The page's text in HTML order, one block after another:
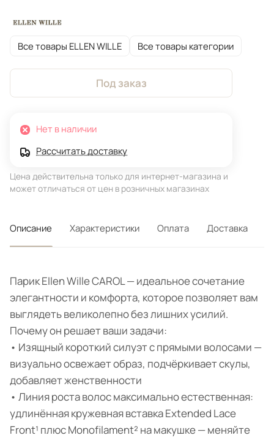
Все товары ELLEN WILLE Все товары категории
Под заказ
Нет в наличии
Рассчитать доставку
Цена действительна только для интернет-магазина и
может отличаться от цен в розничных магазинах
Описание Характеристики Оплата Доставка
Парик Ellen Wille CAROL — идеальное сочетание
элегантности и комфорта, которое позволяет вам
выглядеть великолепно без лишних усилий.
Почему он решает ваши задачи:
• Изящный короткий силуэт с прямыми волосами —
визуально освежает образ, подчёркивает скулы,
добавляет женственности
• Линия роста волос максимально естественная:
удлинённая кружевная вставка Extended Lace
Front¹ плюс Monofilament² на макушке — меняйте